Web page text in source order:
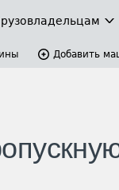
Добавить